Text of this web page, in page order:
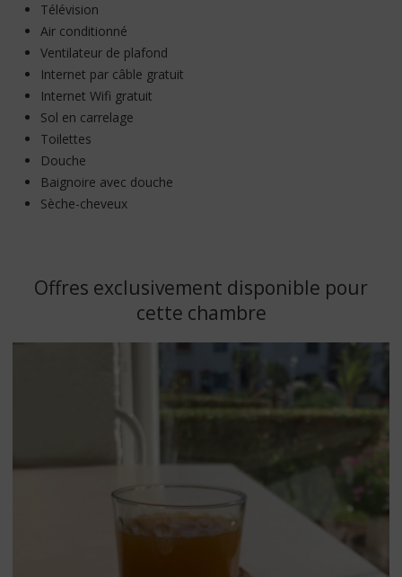
Télévision
Air conditionné
Ventilateur de plafond
Internet par câble gratuit
Internet Wifi gratuit
Sol en carrelage
Toilettes
Douche
Baignoire avec douche
Sèche-cheveux
Offres exclusivement disponible pour
cette chambre